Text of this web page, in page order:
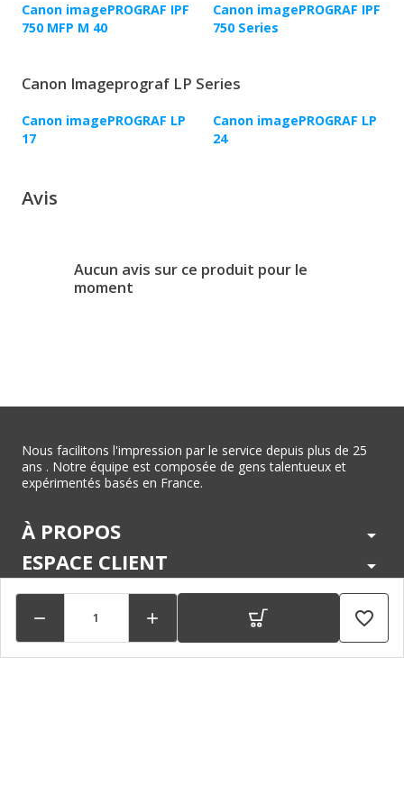
  favorite_border
Canon imagePROGRAF IPF
750 MFP M 40
Canon imagePROGRAF IPF
750 Series
Canon Imageprograf LP Series
Canon imagePROGRAF LP
17
Canon imagePROGRAF LP
24
Avis
Aucun avis sur ce produit pour le
moment
Nous facilitons l'impression par le service depuis plus de 25
ans . Notre équipe est composée de gens talentueux et
expérimentés basés en France.
À PROPOS arrow_drop_down
ESPACE CLIENT arrow_drop_down
CENTRE D'AIDE arrow_drop_down
LÉGAL arrow_drop_down
MARQUES arrow_drop_down